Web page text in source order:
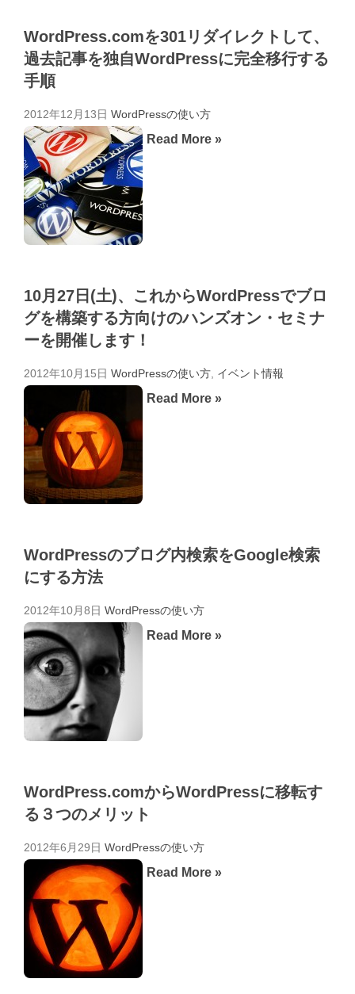
WordPress.comを301リダイレクトして、
過去記事を独自WordPressに完全移行する
手順
2012年12月13日 WordPressの使い方
Read More »
10月27日(土)、これからWordPressでブロ
グを構築する方向けのハンズオン・セミナ
ーを開催します！
2012年10月15日 WordPressの使い方 イベント情報
Read More »
WordPressのブログ内検索をGoogle検索
にする方法
2012年10月8日 WordPressの使い方
Read More »
WordPress.comからWordPressに移転す
る３つのメリット
2012年6月29日 WordPressの使い方
Read More »